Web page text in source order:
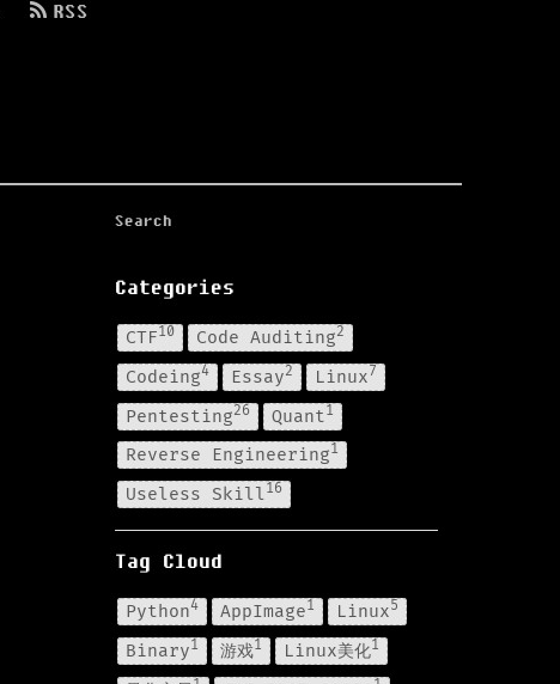
RSS
Categories
CTF10 Code Auditing2
Codeing4 Essay2 Linux7
Pentesting26 Quant1
Reverse Engineering1
Useless Skill16
Tag Cloud
Python4 AppImage1 Linux5
Binary1 游戏1 Linux美化1